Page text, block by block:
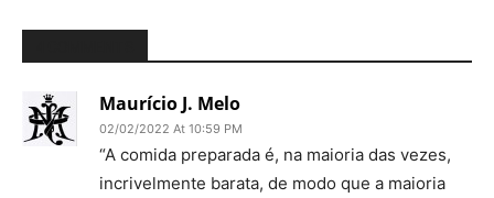
Maurício J. Melo
02/02/2022 At 10:59 PM
“A comida preparada é, na maioria das vezes,
incrivelmente barata, de modo que a maioria